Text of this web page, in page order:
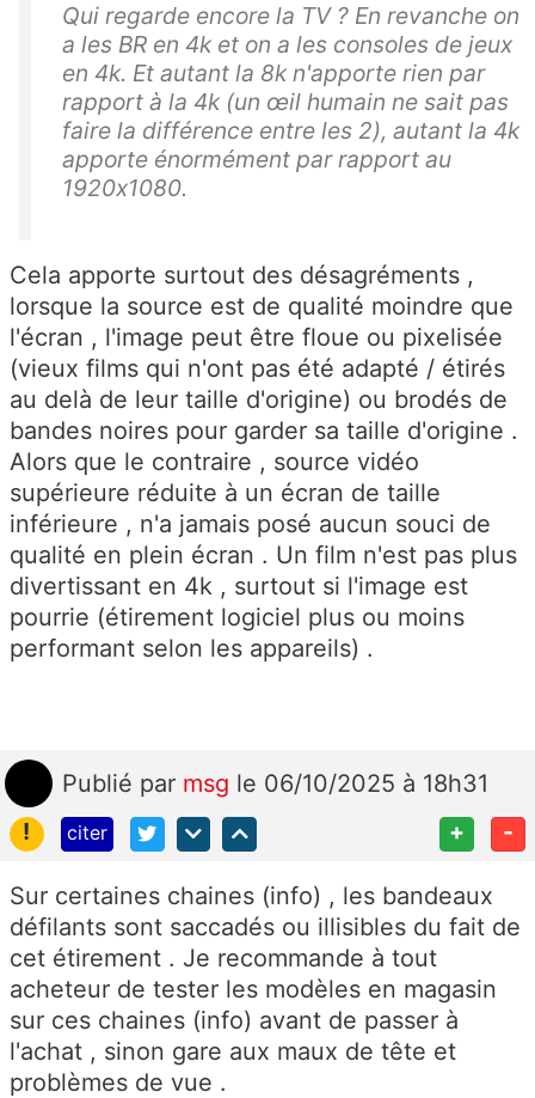
Qui regarde encore la TV ? En revanche on
a les BR en 4k et on a les consoles de jeux
en 4k. Et autant la 8k n'apporte rien par
rapport à la 4k (un œil humain ne sait pas
faire la différence entre les 2), autant la 4k
apporte énormément par rapport au
1920x1080.
Cela apporte surtout des désagréments ,
lorsque la source est de qualité moindre que
l'écran , l'image peut être floue ou pixelisée
(vieux films qui n'ont pas été adapté / étirés
au delà de leur taille d'origine) ou brodés de
bandes noires pour garder sa taille d'origine .
Alors que le contraire , source vidéo
supérieure réduite à un écran de taille
inférieure , n'a jamais posé aucun souci de
qualité en plein écran . Un film n'est pas plus
divertissant en 4k , surtout si l'image est
pourrie (étirement logiciel plus ou moins
performant selon les appareils) .
Publié par msg le 06/10/2025 à 18h31
!
citer + -
Sur certaines chaines (info) , les bandeaux
défilants sont saccadés ou illisibles du fait de
cet étirement . Je recommande à tout
acheteur de tester les modèles en magasin
sur ces chaines (info) avant de passer à
l'achat , sinon gare aux maux de tête et
problèmes de vue .